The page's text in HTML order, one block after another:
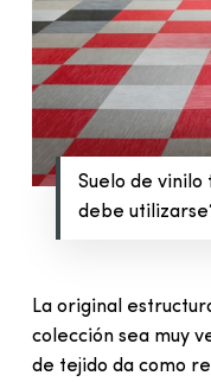
Suelo de vinilo
debe
La original
colección sea muy
de tejido da como